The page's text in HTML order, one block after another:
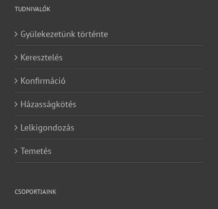
TUDNIVALÓK
Gyülekezetünk történte
Keresztelés
Konfirmáció
Házasságkötés
Lelkigondozás
Temetés
CSOPORTJAINK